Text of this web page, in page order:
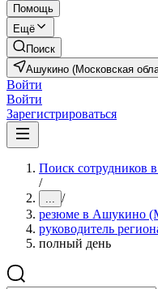
Помощь
Ещё
Поиск
Ашукино (Московская
Войти
Войти
Зарегистрироваться
Поиск сотрудников
/
... /
резюме в Ашукино
руководитель
полный день